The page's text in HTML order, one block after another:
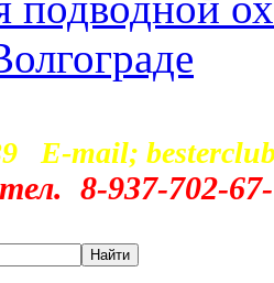
E-mail;
8-937-702-67-